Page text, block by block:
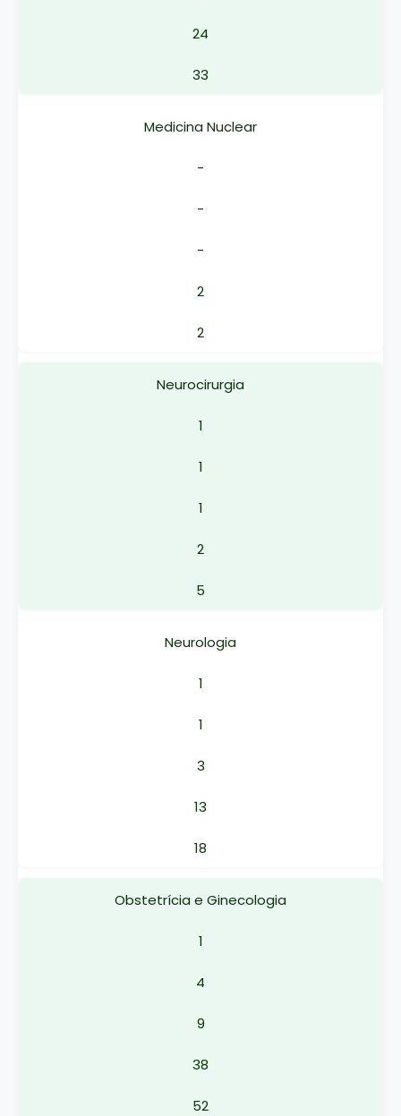
24
33
Medicina Nuclear
-
-
-
2
2
Neurocirurgia
1
1
1
2
5
Neurologia
1
1
3
13
18
Obstetrícia e Ginecologia
1
4
9
38
52